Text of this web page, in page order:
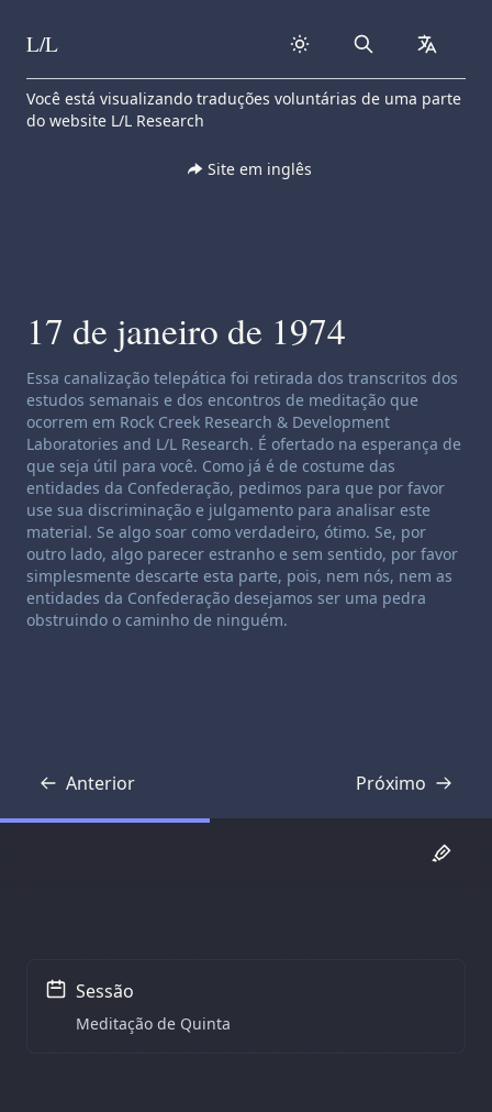
Skip to content
L/L Search
Você está visualizando traduções voluntárias de uma parte
do website L/L Research
Site em inglês
17 de janeiro de 1974
Isenção de responsabilidade de canalização:
Essa canalização telepática foi retirada dos transcritos dos
estudos semanais e dos encontros de meditação que
ocorrem em Rock Creek Research & Development
Laboratories and L/L Research. É ofertado na esperança de
que seja útil para você. Como já é de costume das
entidades da Confederação, pedimos para que por favor
use sua discriminação e julgamento para analisar este
material. Se algo soar como verdadeiro, ótimo. Se, por
outro lado, algo parecer estranho e sem sentido, por favor
simplesmente descarte esta parte, pois, nem nós, nem as
entidades da Confederação desejamos ser uma pedra
obstruindo o caminho de ninguém.
Anterior
Transcrição Próximo
Transcrição
Sessão
Meditação de Quinta